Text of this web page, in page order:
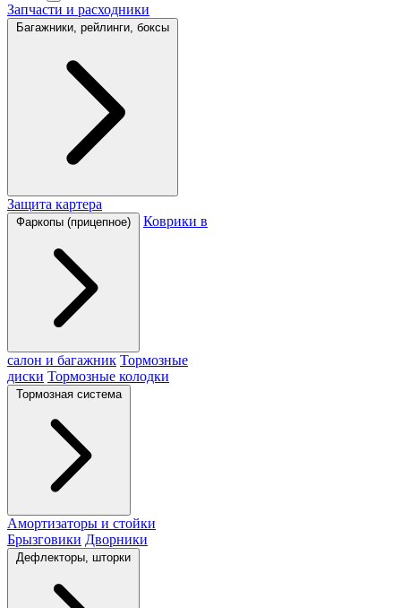
Запчасти и расходники
Багажники, рейлинги, боксы
Защита картера
Фаркопы (прицепное) Коврики в
салон и багажник Тормозные
диски Тормозные колодки
Тормозная система
Амортизаторы и стойки
Брызговики Дворники
Дефлекторы, шторки